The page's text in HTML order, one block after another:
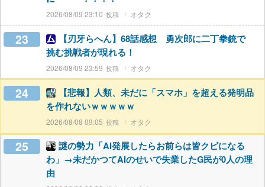
2026/08/09 23:10 オタク
23
【刃牙らへん】68話感想 勇次郎に二丁拳銃で
挑む挑戦者が現れる！
2026/08/09 23:59 オタク
24
【悲報】人類、未だに「スマホ」を超える発明品
を作れないｗｗｗｗｗ
2026/08/08 09:05 オタク
25
謎の勢力「AI発展したらお前らは皆クビになる
わ」→未だかつてAIのせいで失業したG民が0人の理
由